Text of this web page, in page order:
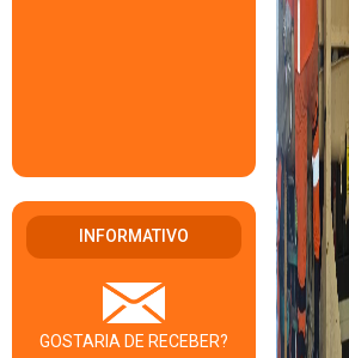
INFORMATIVO
GOSTARIA DE RECEBER?